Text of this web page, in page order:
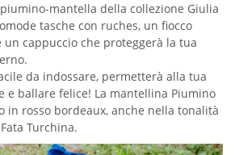
mantella della collezione Giulia
tasche con ruches, un fiocco
cappuccio che proteggerà la tua
da indossare, permetterà alla tua
e ballare felice! La mantellina Piumino
in rosso bordeaux, anche nella tonalità
Turchina.